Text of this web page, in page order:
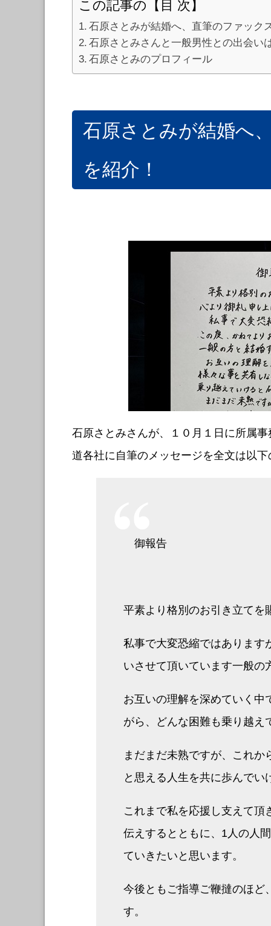
この記事の【目 次】
石原さとみが結婚へ、直筆のファック
石原さとみさんと一般男性との出会い
石原さとみのプロフィール
石原さとみが結婚へ
を紹介！
石原さとみさんが、１０月１日に所属
道各社に自筆のメッセージを全文は以
御報告
平素より格別のお引き立てを
私事で大変恐縮ではあります
いさせて頂いています一般の
お互いの理解を深めていく中
がら、どんな困難も乗り越え
まだまだ未熟ですが、これ
と思える人生を共に歩んでい
これまで私を応援し支えて頂
伝えするとともに、1人の人
ていきたいと思います。
今後ともご指導ご鞭撻のほど
す。